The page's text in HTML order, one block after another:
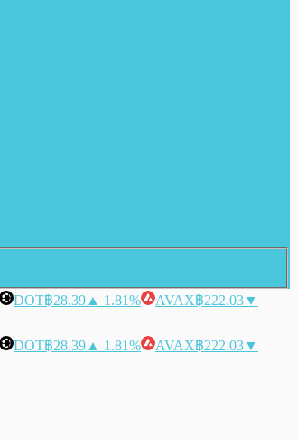
DOT฿28.39 ▲ 1.81% AVAX฿222.03▼
DOT฿28.39 ▲ 1.81% AVAX฿222.03▼